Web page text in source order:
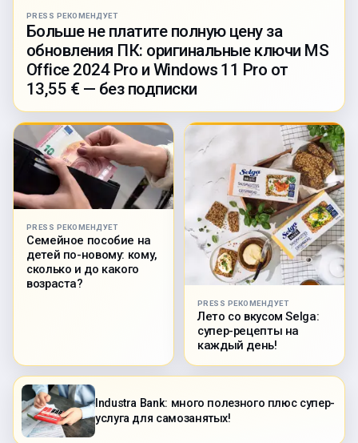
PRESS РЕКОМЕНДУЕТ
Больше не платите полную цену за
обновления ПК: оригинальные ключи MS
Office 2024 Pro и Windows 11 Pro от
13,55 € — без подписки
PRESS РЕКОМЕНДУЕТ
Семейное пособие на
детей по-новому: кому,
сколько и до какого
возраста?
PRESS РЕКОМЕНДУЕТ
Лето со вкусом Selga:
супер-рецепты на
каждый день!
Industra Bank: много полезного плюс супер-
услуга для самозанятых!